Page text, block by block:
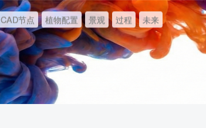
CAD节点 植物配置 景观 过程 未来